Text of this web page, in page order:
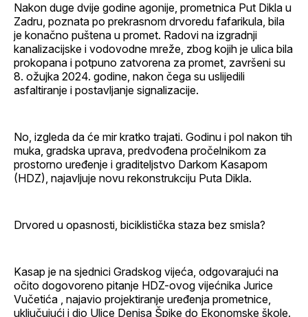
Nakon duge dvije godine agonije, prometnica Put Dikla u
Zadru, poznata po prekrasnom drvoredu fafarikula, bila
je konačno puštena u promet. Radovi na izgradnji
kanalizacijske i vodovodne mreže, zbog kojih je ulica bila
prokopana i potpuno zatvorena za promet, završeni su
8. ožujka 2024. godine, nakon čega su uslijedili
asfaltiranje i postavljanje signalizacije.
No, izgleda da će mir kratko trajati. Godinu i pol nakon tih
muka, gradska uprava, predvođena pročelnikom za
prostorno uređenje i graditeljstvo Darkom Kasapom
(HDZ), najavljuje novu rekonstrukciju Puta Dikla.
Drvored u opasnosti, biciklistička staza bez smisla?
Kasap je na sjednici Gradskog vijeća, odgovarajući na
očito dogovoreno pitanje HDZ-ovog vijećnika Jurice
Vučetića , najavio projektiranje uređenja prometnice,
uključujući i dio Ulice Denisa Špike do Ekonomske škole.